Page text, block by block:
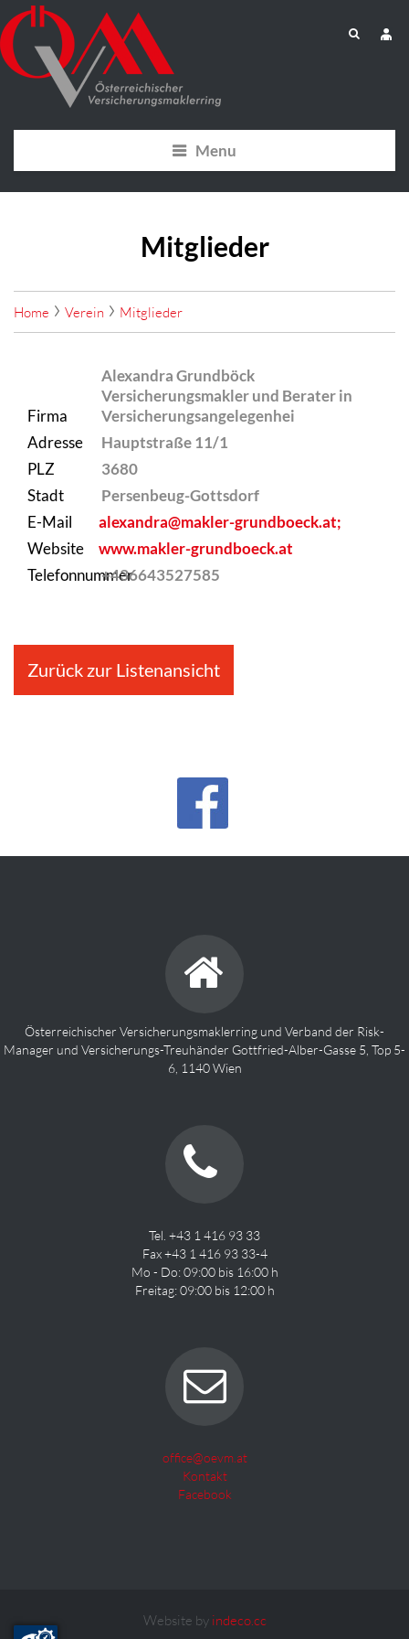
Menu
Mitglieder
Home Verein Mitglieder
Firma
Alexandra Grundböck
Versicherungsmakler und Berater in
Versicherungsangelegenhei
Adresse
Hauptstraße 11/1
PLZ
3680
Stadt
Persenbeug-Gottsdorf
E-Mail
alexandra@makler-grundboeck.at;
Website
www.makler-grundboeck.at
Telefonnummer+436643527585
Zurück zur Listenansicht
Österreichischer Versicherungsmaklerring und Verband der Risk-
Manager und Versicherungs-Treuhänder Gottfried-Alber-Gasse 5, Top 5-
6, 1140 Wien
Tel. +43 1 416 93 33
Fax +43 1 416 93 33-4
Mo - Do: 09:00 bis 16:00 h
Freitag: 09:00 bis 12:00 h
office@oevm.at
Kontakt
Facebook
Website by indeco.cc